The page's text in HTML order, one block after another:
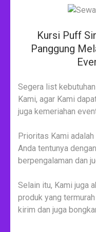
Kursi Puff
Panggung
Segera list
Kami, agar Kami
juga kemeriahan
Prioritas Kami
Anda tentunya
berpengalaman dan
Selain itu, Kami juga
produk yang
kirim dan juga